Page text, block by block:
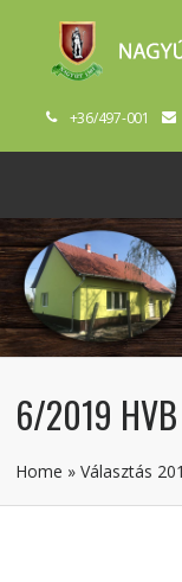
+36/497-001
6/2019 HVB
Home »Választás